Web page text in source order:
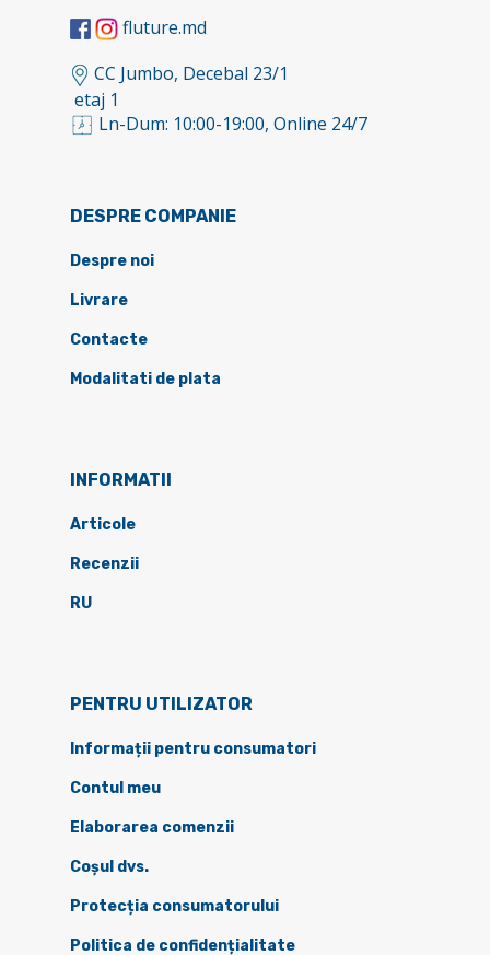
fluture.md
CC Jumbo, Decebal 23/1
etaj 1
Ln-Dum: 10:00-19:00, Online 24/7
DESPRE COMPANIE
Despre noi
Livrare
Contacte
Modalitati de plata
INFORMATII
Articole
Recenzii
RU
PENTRU UTILIZATOR
Informații pentru consumatori
Contul meu
Elaborarea comenzii
Coșul dvs.
Protecția consumatorului
Politica de confidențialitate